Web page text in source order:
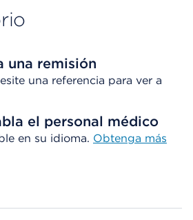
una remisión
una referencia para ver a
el personal médico
en su idioma. Obtenga más